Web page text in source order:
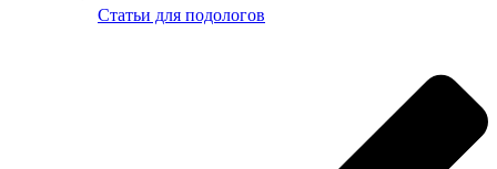
Статьи для подологов